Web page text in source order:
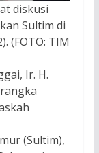
diskusi
Sultim di
(FOTO: TIM
Ir. H.
(Sultim),